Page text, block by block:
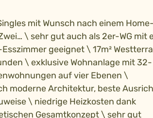
mit Wunsch nach einem Home-
\ sehr gut auch als 2er-WG mit
geeignet \ 17m²
\ exklusive Wohnanlage mit 32-
auf vier Ebenen \
moderne Architektur, beste
\ niedrige Heizkosten dank
Gesamtkonzept \ sehr gut